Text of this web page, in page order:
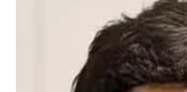
rubro-negra ao fazer uma